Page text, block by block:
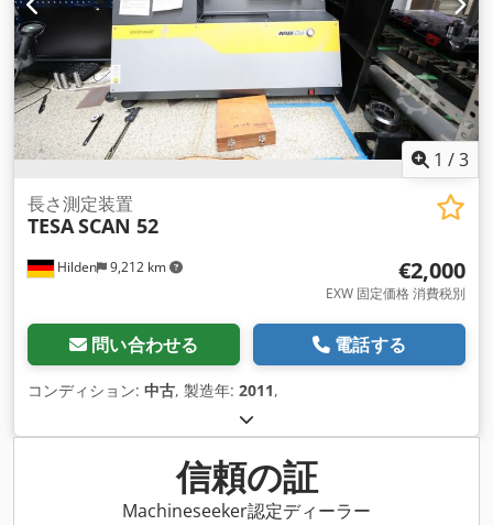
1 /3
Hilden 9,212 km
長さ測定装置
TESASCAN 52
€2,000
EXW 固定価格 消費税別
問い合わせる 電話する
コンディション: 中古, 製造年: 2011,
信頼の証
Machineseeker認定ディーラー